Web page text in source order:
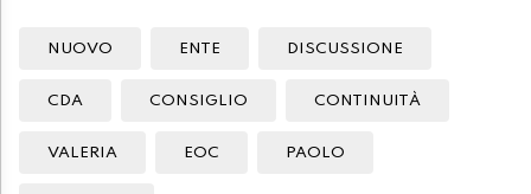
NUOVO ENTE DISCUSSIONE
CDA CONSIGLIO CONTINUITÀ
VALERIA EOC PAOLO